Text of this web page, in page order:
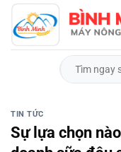
qua
nội
Tìm
TIN TỨC
Sự lựa chọn